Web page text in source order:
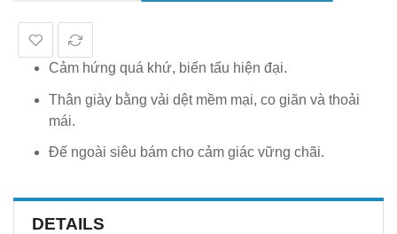
Cảm hứng quá khứ, biến tấu hiện đại.
Thân giày bằng vải dệt mềm mại, co giãn và thoải
mái.
Đế ngoài siêu bám cho cảm giác vững chãi.
DETAILS